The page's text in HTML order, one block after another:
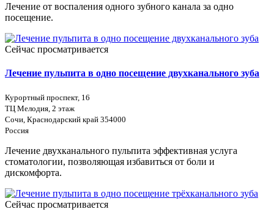
Лечение от воспаления одного зубного канала за одно
посещение.
Сейчас просматривается
Лечение пульпита в одно посещение двухканального зуба
Курортный проспект, 16
ТЦ Мелодия, 2 этаж
Сочи, Краснодарский край 354000
Россия
Лечение двухканального пульпита эффективная услуга
стоматологии, позволяющая избавиться от боли и
дискомфорта.
Сейчас просматривается